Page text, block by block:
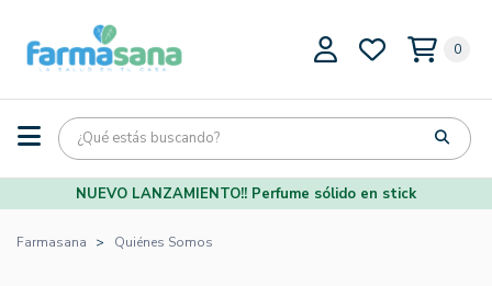
0
NUEVO LANZAMIENTO!! Perfume sólido en stick
Farmasana Quiénes Somos